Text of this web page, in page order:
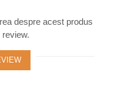
despre acest produs
review.